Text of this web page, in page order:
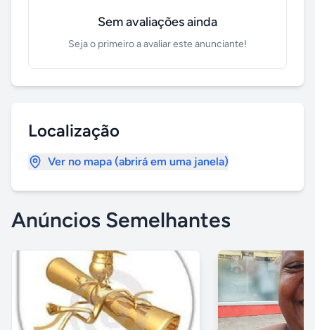
Sem avaliações ainda
Seja o primeiro a avaliar este anunciante!
Localização
Ver no mapa (abrirá em uma janela)
Anúncios Semelhantes